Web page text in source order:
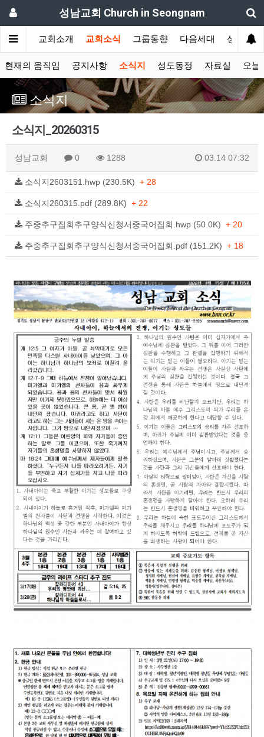
성남교회 Church in Seongnam
교회소개 교회소식 그룹동향 다음세대 성도간증
현재의 움직임 공지사항 소식지 성도동정 자료실 오늘
소식지
소식지_20260315
성남교회 0 1288 03.14 07:32
소식지2603151.hwp (230.5K) + 28
소식지260315.pdf (289.8K) + 22
주중추구집회추구양식신청서중국어집회.hwp (50.0K) + 20
주중추구집회추구양식신청서중국어집회.pdf (151.2K) + 18